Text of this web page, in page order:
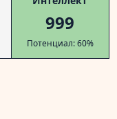
999
Потенциал: 60%